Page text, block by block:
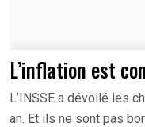
L’inflation est
L’INSSE a dévoilé les
an. Et ils ne sont pas